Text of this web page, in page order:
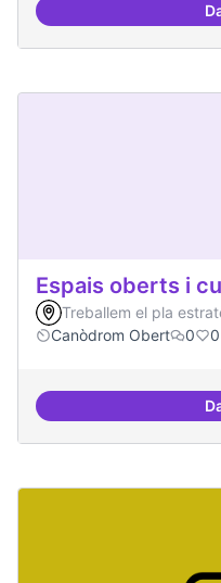
Espais oberts i
Treballem el pla
Canòdrom Obert
0 0